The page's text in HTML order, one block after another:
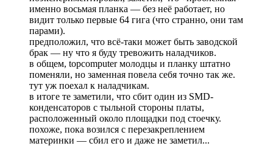
именно восьмая планка — без неё работает, но
видит только первые 64 гига (что странно, они там
парами).
предположил, что всё-таки может быть заводской
брак — ну что я буду тревожить наладчиков.
в общем, topcomputer молодцы и планку штатно
поменяли, но заменная повела себя точно так же.
тут уж поехал к наладчикам.
в итоге те заметили, что сбит один из SMD-
конденсаторов с тыльной стороны платы,
расположенный около площадки под стоечку.
похоже, пока возился с перезакреплением
материнки — сбил его и даже не заметил...